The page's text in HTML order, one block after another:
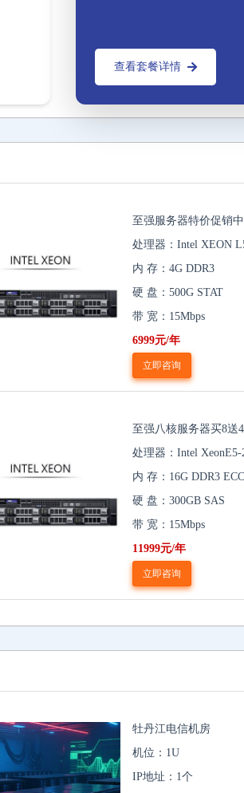
查看套餐详情
至强服务器特价促销中
处理器：Intel XEON
内 存：4G DDR3
硬 盘：500G STAT
带 宽：15Mbps
6999元/年
立即咨询
至强八核服务器买8送4
处理器：Intel XeonE5-
内 存：16G DDR3 ECC
硬 盘：300GB SAS
带 宽：15Mbps
11999元/年
立即咨询
牡丹江电信机房
机位：1U
IP地址：1个